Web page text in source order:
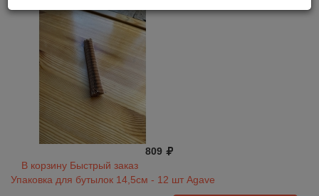
809
В корзину Быстрый заказ
Упаковка для бутылок 14,5см - 12 шт Agave